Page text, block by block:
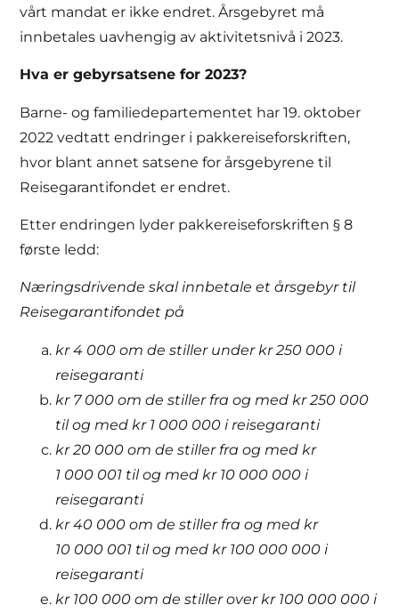
vårt mandat er ikke endret. Årsgebyret må
innbetales uavhengig av aktivitetsnivå i 2023.
Hva er gebyrsatsene for 2023?
Barne- og familiedepartementet har 19. oktober
2022 vedtatt endringer i pakkereiseforskriften,
hvor blant annet satsene for årsgebyrene til
Reisegarantifondet er endret.
Etter endringen lyder pakkereiseforskriften § 8
første ledd:
Næringsdrivende skal innbetale et årsgebyr til
Reisegarantifondet på
kr 4 000 om de stiller under kr 250 000 i
reisegaranti
kr 7 000 om de stiller fra og med kr 250 000
til og med kr 1 000 000 i reisegaranti
kr 20 000 om de stiller fra og med kr
1 000 001 til og med kr 10 000 000 i
reisegaranti
kr 40 000 om de stiller fra og med kr
10 000 001 til og med kr 100 000 000 i
reisegaranti
kr 100 000 om de stiller over kr 100 000 000 i